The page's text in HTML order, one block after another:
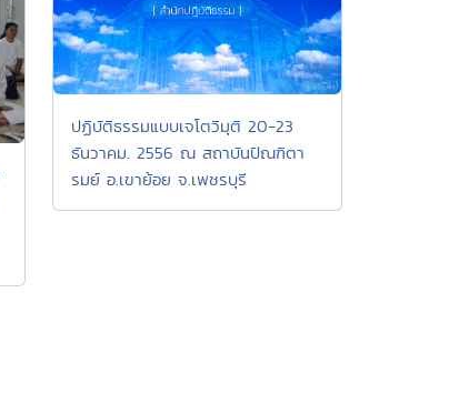
ปฏิบัติธรรมแบบเจโตวิมุติ 20-23
ธันวาคม. 2556 ณ สถาบันปัณฑิตา
รมย์ อ.เขาย้อย จ.เพชรบุรี